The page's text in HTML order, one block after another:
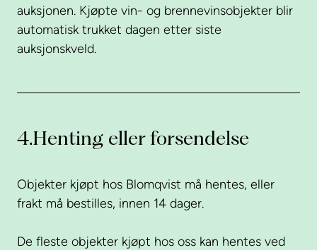
auksjonen. Kjøpte vin- og brennevinsobjekter blir
automatisk trukket dagen etter siste
auksjonskveld.
4.Henting eller forsendelse
Objekter kjøpt hos Blomqvist må hentes, eller
frakt må bestilles, innen 14 dager.
De fleste objekter kjøpt hos oss kan hentes ved